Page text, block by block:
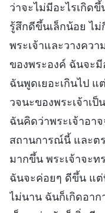
ว่าจะไม่มีอะไรเกิด
รู้สึกดีขึ้นเล็กน้อย ไ
พระเจ้าและวางคว
ของพระองค์ ฉันจะ
ฉันพูดเยอะเกินไป
วจนะของพระเจ้าเ
ฉันคิดว่าพระเจ้าอา
สถานการณ์นี้ และต
มากขึ้น พระเจ้าจะ
ฉันจะค่อยๆ ดีขึ้น แ
ไม่นาน ฉันก็เกิดอา